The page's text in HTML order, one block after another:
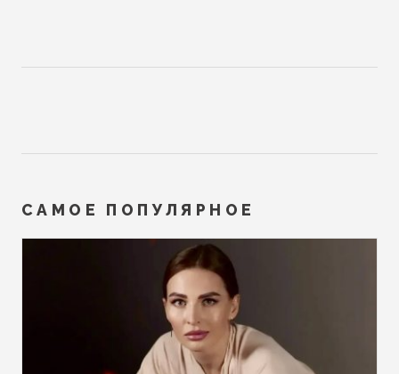
САМОЕ ПОПУЛЯРНОЕ